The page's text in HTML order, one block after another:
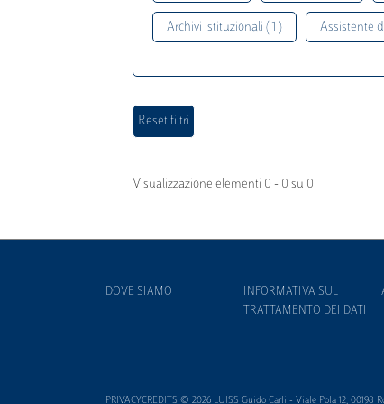
Archivi istituzionali ( 1 ) Assistente
Visualizzazione elementi 0 - 0 su 0
DOVE SIAMO
INFORMATIVA SUL
TRATTAMENTO DEI DATI
PRIVACYCREDITS © 2026 LUISS Guido Carli - Viale Pola 12, 00198